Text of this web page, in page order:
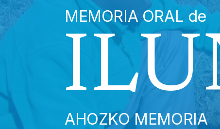
MEMORIA ORAL de
AHOZKO MEMORIA